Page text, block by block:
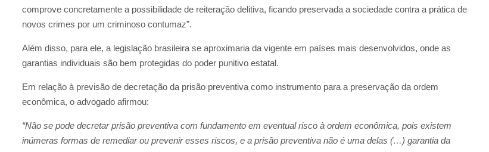
comprove concretamente a possibilidade de reiteração delitiva, ficando preservada a sociedade contra a prática de
novos crimes por um criminoso contumaz”.
Além disso, para ele, a legislação brasileira se aproximaria da vigente em países mais desenvolvidos, onde as
garantias individuais são bem protegidas do poder punitivo estatal.
Em relação à previsão de decretação da prisão preventiva como instrumento para a preservação da ordem
econômica, o advogado afirmou:
“Não se pode decretar prisão preventiva com fundamento em eventual risco à ordem econômica, pois existem
inúmeras formas de remediar ou prevenir esses riscos, e a prisão preventiva não é uma delas (…) garantia da